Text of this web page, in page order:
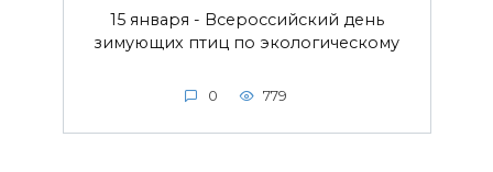
15 января - Всероссийский день
зимующих птиц по экологическому
0 779